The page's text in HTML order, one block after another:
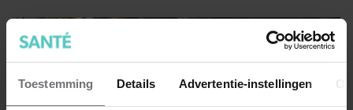
Toestemming Details Advertentie-instellingen